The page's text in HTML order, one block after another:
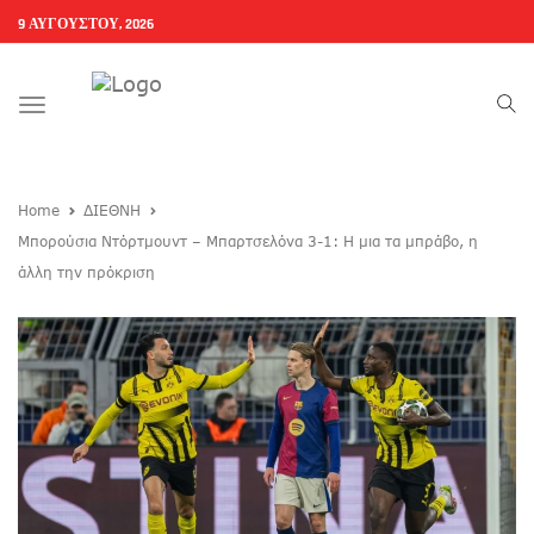
9 ΑΥΓΟΎΣΤΟΥ, 2026
Toggle
Home
ΔΙΕΘΝΗ
Μπορούσια Ντόρτμουντ – Μπαρτσελόνα 3-1: Η μια τα μπράβο, η
άλλη την πρόκριση